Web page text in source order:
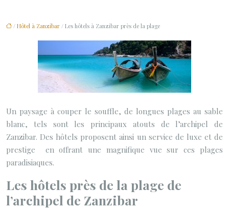
/ Hôtel à Zanzibar / Les hôtels à Zanzibar près de la plage
Un paysage à couper le souffle, de longues plages au sable
blanc, tels sont les principaux atouts de l’archipel de
Zanzibar. Des hôtels proposent ainsi un service de luxe et de
prestige en offrant une magnifique vue sur ces plages
paradisiaques.
Les hôtels près de la plage de
l’archipel de Zanzibar